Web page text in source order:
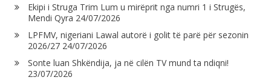
Ekipi i Struga Trim Lum u mirëprit nga numri 1 i Strugës,
Mendi Qyra 24/07/2026
LPFMV, nigeriani Lawal autorë i golit të parë për sezonin
2026/27 24/07/2026
Sonte luan Shkëndija, ja në cilën TV mund ta ndiqni!
23/07/2026